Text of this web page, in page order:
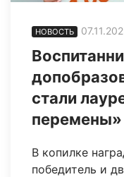
НОВОСТЬ
стали
перемены»
В копилке
победитель и